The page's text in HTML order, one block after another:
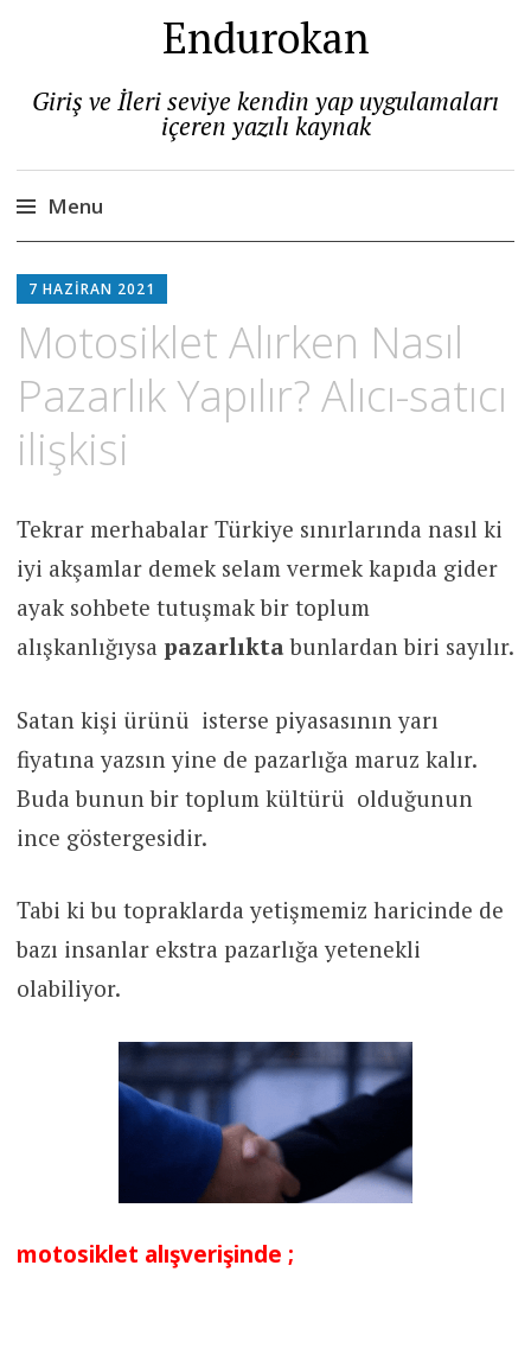
Endurokan
Giriş ve İleri seviye kendin yap uygulamaları
içeren yazılı kaynak
Menu
to
7 HAZIRAN 2021
Motosiklet Alırken Nasıl
Pazarlık Yapılır? Alıcı-satıcı
ilişkisi
Tekrar merhabalar Türkiye sınırlarında nasıl ki
iyi akşamlar demek selam vermek kapıda gider
ayak sohbete tutuşmak bir toplum
alışkanlığıysa pazarlıkta bunlardan biri sayılır.
Satan kişi ürünü isterse piyasasının yarı
fiyatına yazsın yine de pazarlığa maruz kalır.
Buda bunun bir toplum kültürü olduğunun
ince göstergesidir.
Tabi ki bu topraklarda yetişmemiz haricinde de
bazı insanlar ekstra pazarlığa yetenekli
olabiliyor.
motosiklet alışverişinde ;